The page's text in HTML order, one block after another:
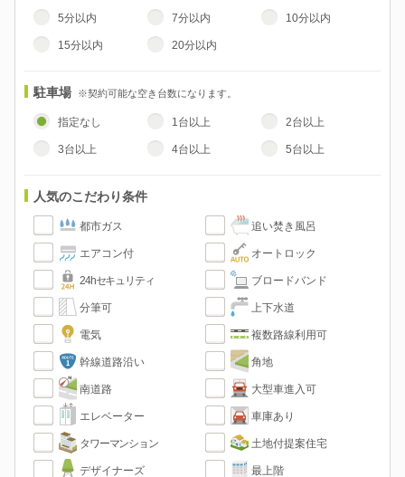
5分以内 7分以内 10分以内
15分以内 20分以内
駐車場 ※契約可能な空き台数になります。
指定なし 1台以上 2台以上
3台以上 4台以上 5台以上
人気のこだわり条件
都市ガス 追い焚き風呂
エアコン付 オートロック
24hセキュリティ ブロードバンド
分筆可 上下水道
電気 複数路線利用可
幹線道路沿い 角地
南道路 大型車進入可
エレベーター 車庫あり
タワーマンション 土地付提案住宅
デザイナーズ 最上階